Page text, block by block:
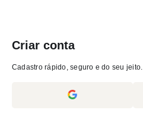
Criar conta
Cadastro rápido, seguro e do seu jeito.